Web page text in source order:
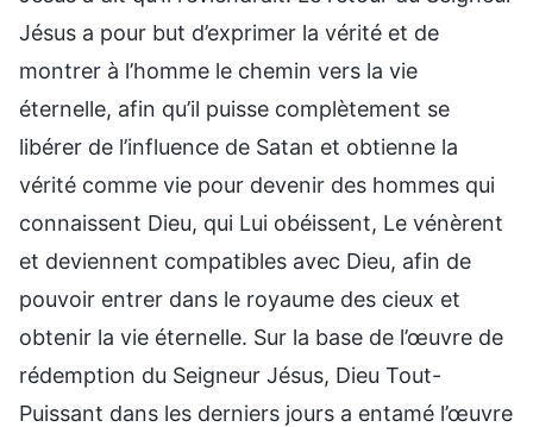
Jésus a pour but d’exprimer la vérité et de
montrer à l’homme le chemin vers la vie
éternelle, afin qu’il puisse complètement se
libérer de l’influence de Satan et obtienne la
vérité comme vie pour devenir des hommes qui
connaissent Dieu, qui Lui obéissent, Le vénèrent
et deviennent compatibles avec Dieu, afin de
pouvoir entrer dans le royaume des cieux et
obtenir la vie éternelle. Sur la base de l’œuvre de
rédemption du Seigneur Jésus, Dieu Tout-
Puissant dans les derniers jours a entamé l’œuvre